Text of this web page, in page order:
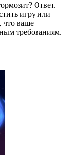
Ответ.
игру или
что ваше
требованиям.